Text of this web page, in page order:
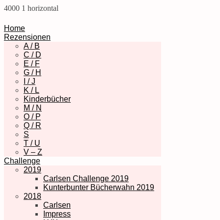
4000 1 horizontal
Home
Rezensionen
A / B
C / D
E / F
G / H
I / J
K / L
Kinderbücher
M / N
O / P
Q / R
S
T / U
V – Z
Challenge
2019
Carlsen Challenge 2019
Kunterbunter Bücherwahn 2019
2018
Carlsen
Impress